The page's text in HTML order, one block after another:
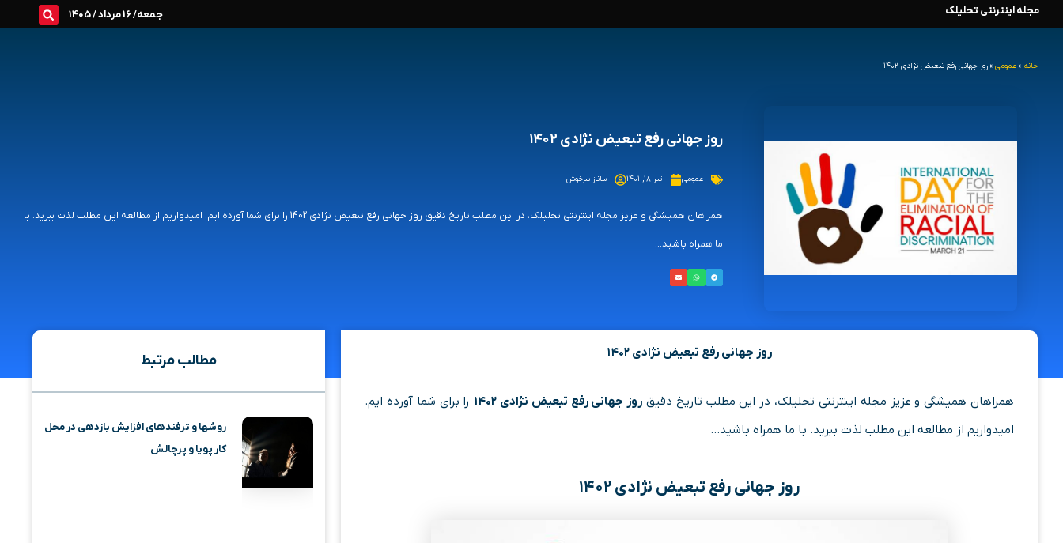
محتوا
مجله اینترنتی تحلیلک جمعه/ 16 مرداد / 1405
خانه » عمومی » روز جهانی رفع تبعیض نژادی ۱۴۰۲
روز جهانی رفع تبعیض نژادی ۱۴۰۲
عمومی تیر ۱۸, ۱۴۰۱ ساناز سرخوش
همراهان همیشگی و عزیز مجله اینترنتی تحلیلک، در این مطلب تاریخ دقیق روز جهانی رفع تبعیض نژادی 1402 را برای شما آورده ایم. امیدواریم از مطالعه این مطلب لذت ببرید. با
ما همراه باشید...
روز جهانی رفع تبعیض نژادی ۱۴۰۲
همراهان همیشگی و عزیز مجله اینترنتی تحلیلک، در این مطلب تاریخ دقیق روز جهانی رفع تبعیض نژادی ۱۴۰۲
را برای شما آورده ایم.
امیدواریم از مطالعه این مطلب لذت ببرید. با ما همراه باشید…
روز جهانی رفع تبعیض نژادی ۱۴۰۲
مطالب مرتبط
روشها و ترفندهای افزایش بازدهی در محل
کار پویا و پرچالش